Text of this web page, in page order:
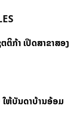
ກ້າ ເປີດສາຂາສອງ
ຫ້ບັນດາບ້ານອ້ອມ